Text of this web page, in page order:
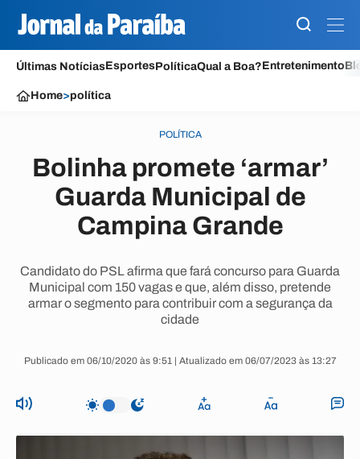
Últimas NotíciasEsportesPolíticaQual a Boa?Entretenimento
Home>política
POLÍTICA
Bolinha promete ‘armar’
Guarda Municipal de
Campina Grande
Candidato do PSL afirma que fará concurso para Guarda
Municipal com 150 vagas e que, além disso, pretende
armar o segmento para contribuir com a segurança da
cidade
Publicado em 06/10/2020 às 9:51 | Atualizado em 06/07/2023 às 13:27